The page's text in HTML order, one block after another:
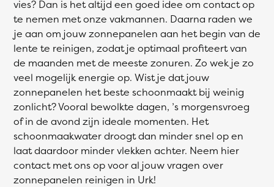
vies? Dan is het altijd een goed idee om contact op
te nemen met onze vakmannen. Daarna raden we
je aan om jouw zonnepanelen aan het begin van de
lente te reinigen, zodat je optimaal profiteert van
de maanden met de meeste zonuren. Zo wek je zo
veel mogelijk energie op. Wist je dat jouw
zonnepanelen het beste schoonmaakt bij weinig
zonlicht? Vooral bewolkte dagen, ’s morgensvroeg
of in de avond zijn ideale momenten. Het
schoonmaakwater droogt dan minder snel op en
laat daardoor minder vlekken achter. Neem hier
contact met ons op voor al jouw vragen over
zonnepanelen reinigen in Urk!